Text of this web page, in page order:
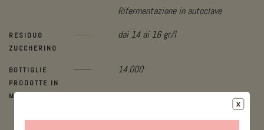
Rifermentazione in autoclave
RESIDUO
ZUCCHERINO
dai 14 ai 16 gr/l
BOTTIGLIE
PRODOTTE IN
MEDIA
14.000